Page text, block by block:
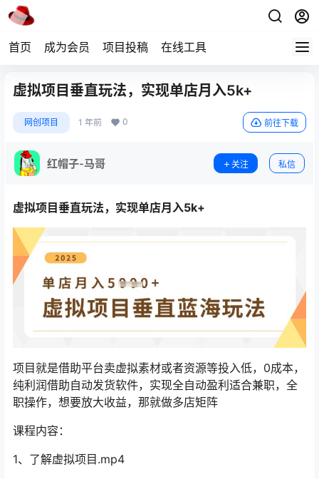
首页 成为会员 项目投稿 在线工具
虚拟项目垂直玩法，实现单店月入5k+
网创项目 1 年前 0 前往下载
红帽子-马哥 关注 私信
虚拟项目垂直玩法 ，实现单店月入5k+
项目就是借助平台卖虚拟素材或者资源等投入低，0成本，
纯利润借助自动发货软件，实现全自动盈利适合兼职，全
职操作，想要放大收益，那就做多店矩阵
课程内容：
1、了解虚拟项目.mp4